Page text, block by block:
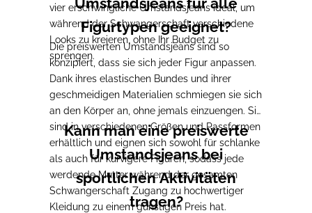
vier erschwingliche Umstandsjeans ideal, um
während der Schwangerschaft verschiedene
Looks zu kreieren, ohne Ihr Budget zu
sprengen.
Figurtypen geeignet?
Die preiswerten Umstandsjeans sind so
konzipiert, dass sie sich jeder Figur anpassen.
Dank ihres elastischen Bundes und ihrer
geschmeidigen Materialien schmiegen sie sich
an den Körper an, ohne jemals einzuengen. Sie
sind in verschiedenen Größen und Passformen
erhältlich und eignen sich sowohl für schlanke
als auch für kurvigere Figuren, sodass jede
werdende Mutter während der gesamten
Schwangerschaft Zugang zu hochwertiger
Kleidung zu einem günstigen Preis hat.
Kann man eine preiswerte
Umstandsjeans bei
sportlichen Aktivitäten
tragen?